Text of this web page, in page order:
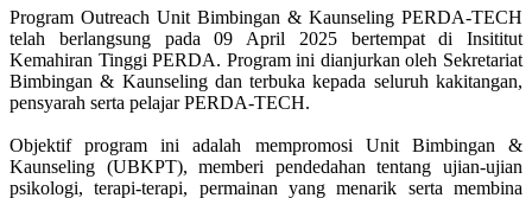
Program Outreach Unit Bimbingan & Kaunseling PERDA-TECH
telah berlangsung pada 09 April 2025 bertempat di Insititut
Kemahiran Tinggi PERDA. Program ini dianjurkan oleh Sekretariat
Bimbingan & Kaunseling dan terbuka kepada seluruh kakitangan,
pensyarah serta pelajar PERDA-TECH.
Objektif program ini adalah mempromosi Unit Bimbingan &
Kaunseling (UBKPT), memberi pendedahan tentang ujian-ujian
psikologi, terapi-terapi, permainan yang menarik serta membina